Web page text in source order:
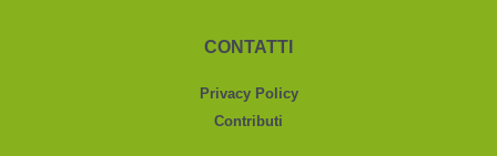
CONTATTI
Privacy Policy
Contributi